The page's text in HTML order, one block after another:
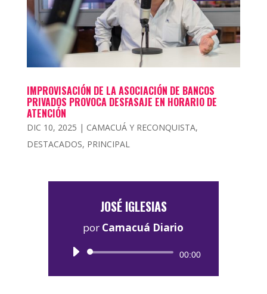
IMPROVISACIÓN DE LA ASOCIACIÓN DE BANCOS
PRIVADOS PROVOCA DESFASAJE EN HORARIO DE
ATENCIÓN
DIC 10, 2025 | CAMACUÁ Y RECONQUISTA,
DESTACADOS, PRINCIPAL
JOSÉ IGLESIAS
por Camacuá Diario
Reproductor
00:00